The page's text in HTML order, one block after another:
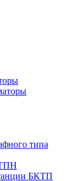
типа
БКТП